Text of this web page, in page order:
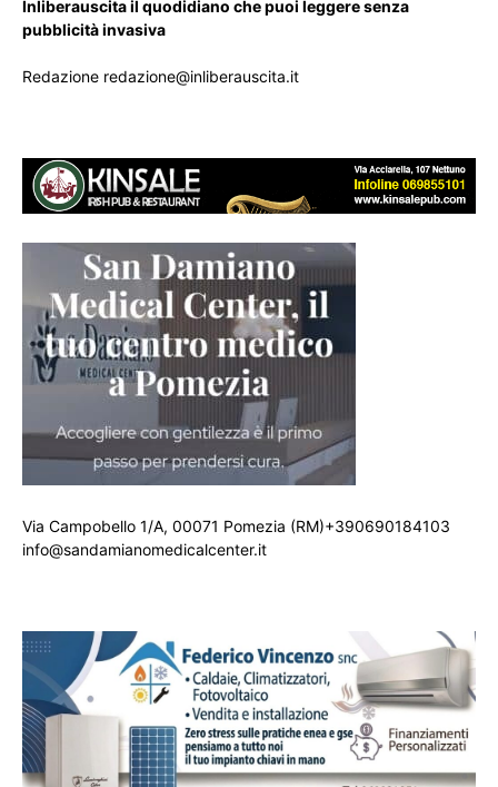
Inliberauscita il quodidiano che puoi leggere senza
pubblicità invasiva
Redazione redazione@inliberauscita.it
Via Campobello 1/A, 00071 Pomezia (RM)+390690184103
info@sandamianomedicalcenter.it